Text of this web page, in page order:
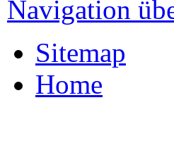
Navigation
Sitemap
Home